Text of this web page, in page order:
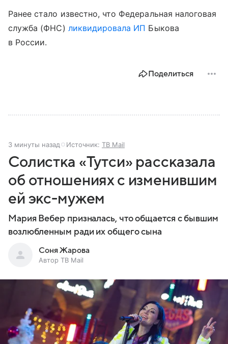
Ранее стало известно, что Федеральная налоговая
служба (ФНС) ликвидировала ИП Быкова
в России.
Поделиться
3 минуты назад Источник: ТВ Mail
Солистка «Тутси» рассказала
об отношениях с изменившим
ей экс-мужем
Мария Вебер призналась, что общается с бывшим
возлюбленным ради их общего сына
Соня Жарова
Автор ТВ Mail